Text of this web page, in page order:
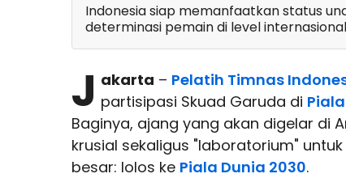
Indonesia siap memanfaatkan status
determinasi pemain di level
J akarta – Pelatih Timnas
partisipasi Skuad Garuda di
Baginya, ajang yang akan digelar di
krusial sekaligus "laboratorium"
besar: lolos ke Piala Dunia 2030.